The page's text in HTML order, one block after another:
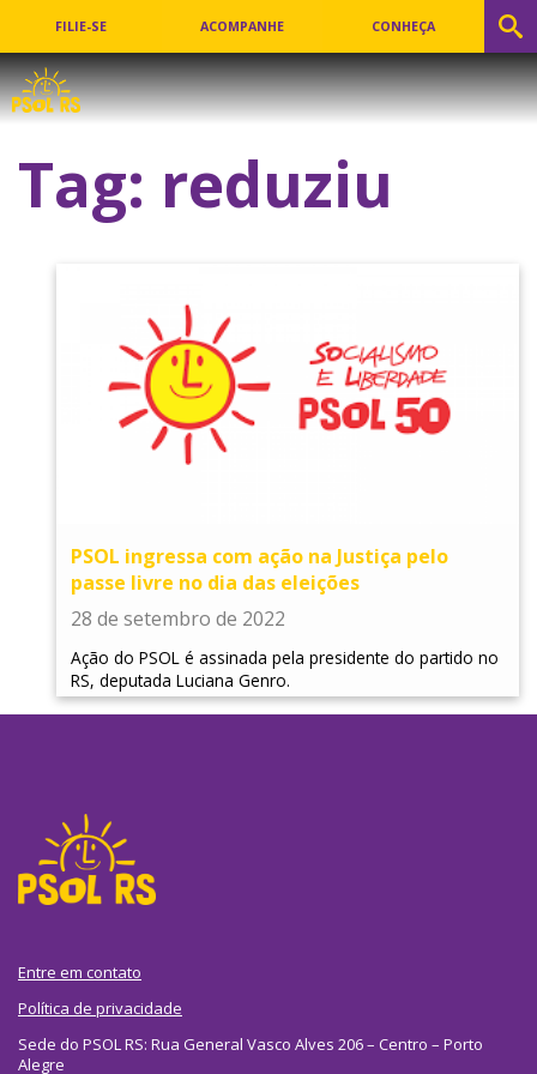
FILIE-SE ACOMPANHE CONHEÇA
Tag: reduziu
PSOL ingressa com ação na Justiça pelo
passe livre no dia das eleições
28 de setembro de 2022
Ação do PSOL é assinada pela presidente do partido no
RS, deputada Luciana Genro.
Entre em contato
Política de privacidade
Sede do PSOL RS: Rua General Vasco Alves 206 – Centro – Porto
Alegre